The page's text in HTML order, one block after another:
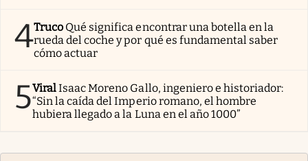
4Truco Qué significa encontrar una botella en la
rueda del coche y por qué es fundamental saber
cómo actuar
5ViralIsaac Moreno Gallo, ingeniero e historiador:
“Sin la caída del Imperio romano, el hombre
hubiera llegado a la Luna en el año 1000”